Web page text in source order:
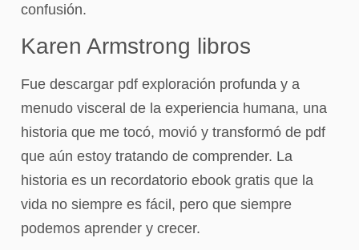
confusión.
Karen Armstrong libros
Fue descargar pdf exploración profunda y a
menudo visceral de la experiencia humana, una
historia que me tocó, movió y transformó de pdf
que aún estoy tratando de comprender. La
historia es un recordatorio ebook gratis que la
vida no siempre es fácil, pero que siempre
podemos aprender y crecer.